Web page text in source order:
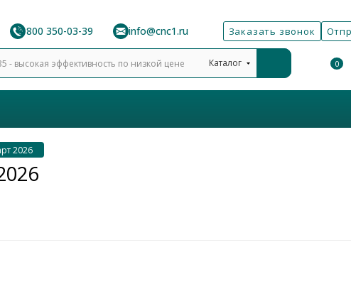
8 800 350-03-39 info@cnc1.ru Заказать звонок
Каталог 0
2026